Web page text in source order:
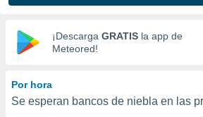
las
y
digital
basada
¡Descarga GRATIS la app de
Meteored!
Por hora
Se esperan bancos de niebla en las